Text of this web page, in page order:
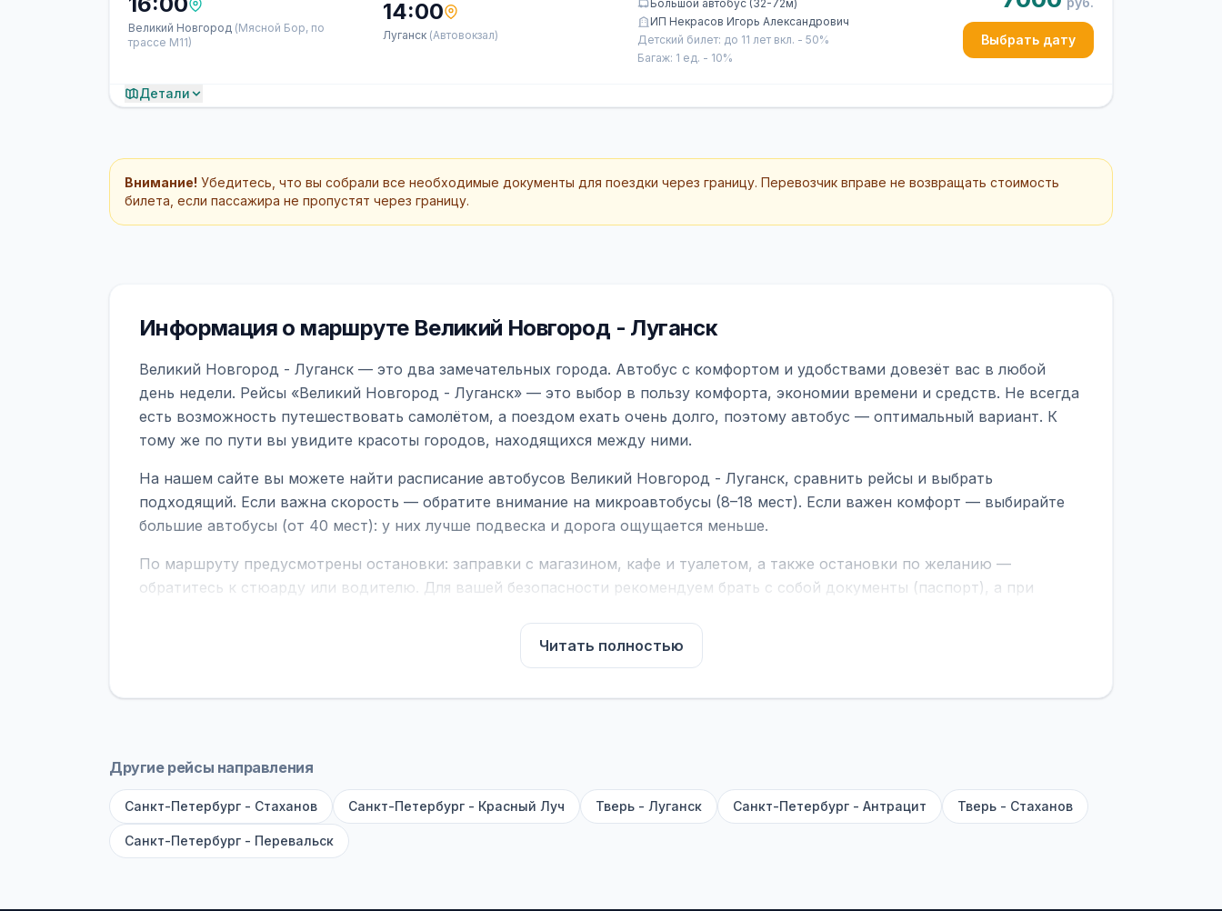
Великий Новгород (Мясной Бор, по
трассе М11)
14:00
Луганск (Автовокзал)
Большой автобус (32-72м)
ИП Некрасов Игорь Александрович
Детский билет: до 11 лет вкл. - 50%
Багаж: 1 ед. - 10%
Выбрать дату
Детали
Внимание! Убедитесь, что вы собрали все необходимые документы для поездки через границу. Перевозчик вправе не возвращать стоимость
билета, если пассажира не пропустят через границу.
Информация о маршруте Великий Новгород - Луганск
Великий Новгород - Луганск — это два замечательных города. Автобус с комфортом и удобствами довезёт вас в любой
день недели. Рейсы «Великий Новгород - Луганск» — это выбор в пользу комфорта, экономии времени и средств. Не всегда
есть возможность путешествовать самолётом, а поездом ехать очень долго, поэтому автобус — оптимальный вариант. К
тому же по пути вы увидите красоты городов, находящихся между ними.
На нашем сайте вы можете найти расписание автобусов Великий Новгород - Луганск, сравнить рейсы и выбрать
подходящий. Если важна скорость — обратите внимание на микроавтобусы (8–18 мест). Если важен комфорт — выбирайте
большие автобусы (от 40 мест): у них лучше подвеска и дорога ощущается меньше.
По маршруту предусмотрены остановки: заправки с магазином, кафе и туалетом, а также остановки по желанию —
обратитесь к стюарду или водителю. Для вашей безопасности рекомендуем брать с собой документы (паспорт), а при
В автобусах есть всё необходимое для комфортной поездки: регулировка сидений, кондиционер, отопление, зарядка
устройств, вода, пледы. На больших автобусах работают стюарды. У нас
оплата производится только при посадке, печатать билет заранее не нужно.
рейсов вы увидите время выезда, место посадки, время и место прибытия, время в пути и цену. Кнопка «Детали рейса»
Удачных поездок! С уважением, командаBUSTRIP.PRO
Читать полностью
Другие рейсы направления
Санкт-Петербург - Стаханов Санкт-Петербург - Красный Луч Тверь - Луганск Санкт-Петербург - Антрацит Тверь - Стаханов
Санкт-Петербург - Перевальск